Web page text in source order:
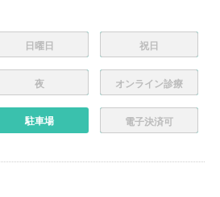
日曜日 祝日
夜 オンライン診療
駐車場 電子決済可